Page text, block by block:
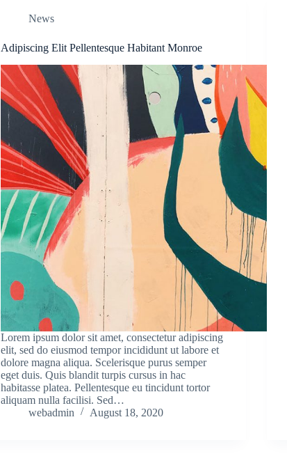
News
Adipiscing Elit Pellentesque Habitant Monroe
Lorem ipsum dolor sit amet, consectetur adipiscing
elit, sed do eiusmod tempor incididunt ut labore et
dolore magna aliqua. Scelerisque purus semper
eget duis. Quis blandit turpis cursus in hac
habitasse platea. Pellentesque eu tincidunt tortor
aliquam nulla facilisi. Sed…
webadmin
August 18, 2020